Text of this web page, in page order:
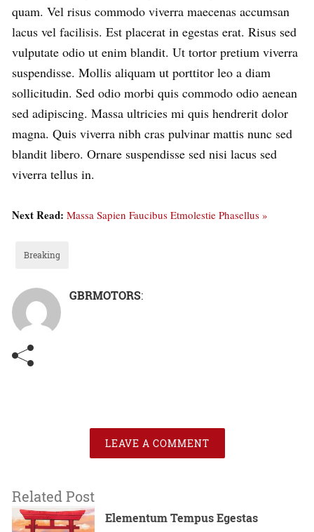
quam. Vel risus commodo viverra maecenas accumsan
lacus vel facilisis. Est placerat in egestas erat. Risus sed
vulputate odio ut enim blandit. Ut tortor pretium viverra
suspendisse. Mollis aliquam ut porttitor leo a diam
sollicitudin. Sed odio morbi quis commodo odio aenean
sed adipiscing. Massa ultricies mi quis hendrerit dolor
magna. Quis viverra nibh cras pulvinar mattis nunc sed
blandit libero. Ornare suspendisse sed nisi lacus sed
viverra tellus in.
Next Read: Massa Sapien Faucibus Etmolestie Phasellus »
Breaking
GBRMOTORS:
LEAVE A COMMENT
Related Post
Elementum Tempus Egestas